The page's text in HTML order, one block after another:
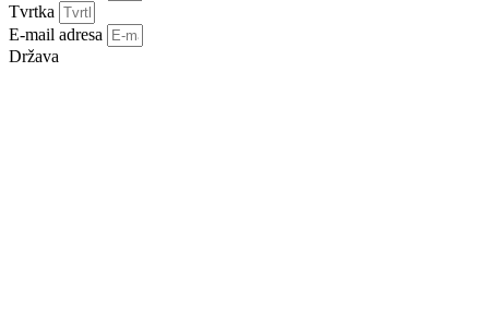
Tvrtka
E-mail adresa
Država